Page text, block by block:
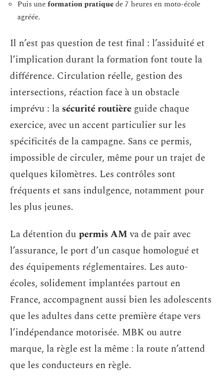
Puis uneformation pratiquede 7 heures en moto-école
agréée.
Il n’est pas question de test final : l’assiduité et
l’implication durant la formation font toute la
différence. Circulation réelle, gestion des
intersections, réaction face à un obstacle
imprévu : la sécurité routière guide chaque
exercice, avec un accent particulier sur les
spécificités de la campagne. Sans ce permis,
impossible de circuler, même pour un trajet de
quelques kilomètres. Les contrôles sont
fréquents et sans indulgence, notamment pour
les plus jeunes.
La détention du permis AMva de pair avec
l’assurance, le port d’un casque homologué et
des équipements réglementaires. Les auto-
écoles, solidement implantées partout en
France, accompagnent aussi bien les adolescents
que les adultes dans cette première étape vers
l’indépendance motorisée. MBK ou autre
marque, la règle est la même : la route n’attend
que les conducteurs en règle.